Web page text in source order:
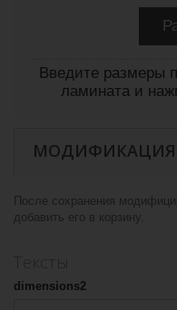
Введите размеры
ламината и
МОДИФИКАЦИЯ
После сохранения
добавить его в корзину.
dimensions2